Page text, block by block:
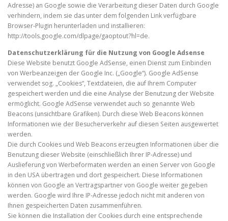
Adresse) an Google sowie die Verarbeitung dieser Daten durch Google
verhindern, indem sie das unter dem folgenden Link verfügbare
Browser-Plugin herunterladen und installieren:
http://tools.google.com/dlpage/gaoptout?hl=de.
Datenschutzerklärung für die Nutzung von Google Adsense
Diese Website benutzt Google AdSense, einen Dienst zum Einbinden
von Werbeanzeigen der Google Inc. („Google“). Google AdSense
verwendet sog. „Cookies“, Textdateien, die auf Ihrem Computer
gespeichert werden und die eine Analyse der Benutzung der Website
ermöglicht. Google AdSense verwendet auch so genannte Web
Beacons (unsichtbare Grafiken). Durch diese Web Beacons können
Informationen wie der Besucherverkehr auf diesen Seiten ausgewertet
werden.
Die durch Cookies und Web Beacons erzeugten Informationen über die
Benutzung dieser Website (einschließlich Ihrer IP-Adresse) und
Auslieferung von Werbeformaten werden an einen Server von Google
in den USA übertragen und dort gespeichert. Diese Informationen
können von Google an Vertragspartner von Google weiter gegeben
werden. Google wird Ihre IP-Adresse jedoch nicht mit anderen von
Ihnen gespeicherten Daten zusammenführen.
Sie können die Installation der Cookies durch eine entsprechende